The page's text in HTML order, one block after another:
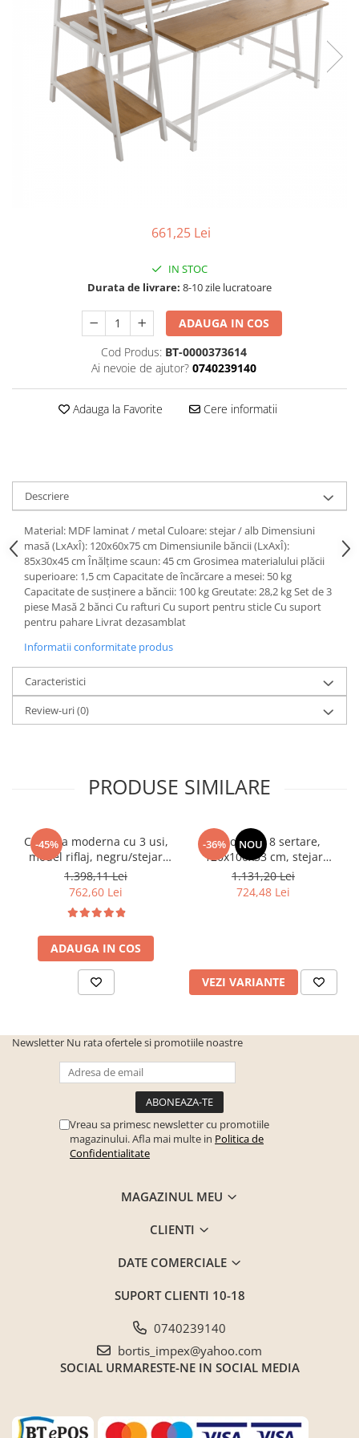
Set mobilier Living
Seturi masa +scaune dining
Tabureti
Seturi dormitoare complete
Suporturi saltea/Somiere/Gratii
pentru pat
661,25 Lei
IN STOC
Durata de livrare: 8-10 zile lucratoare
ADAUGA IN COS
Cod Produs: BT-0000373614
Ai nevoie de ajutor? 0740239140
Adauga la Favorite Cere informatii
Descriere
Material: MDF laminat / metal Culoare: stejar / alb Dimensiuni
masă (LxAxÎ): 120x60x75 cm Dimensiunile băncii (LxAxÎ):
85x30x45 cm Înălţime scaun: 45 cm Grosimea materialului plăcii
superioare: 1,5 cm Capacitate de încărcare a mesei: 50 kg
Capacitate de susţinere a băncii: 100 kg Greutate: 28,2 kg Set de 3
piese Masă 2 bănci Cu rafturi Cu suport pentru sticle Cu suport
pentru pahare Livrat dezasamblat
Informatii conformitate produs
Caracteristici
Review-uri(0)
PRODUSE SIMILARE
-45%
Comoda moderna cu 3 usi,
model riflaj, negru/stejar
artisan, 120x88x44 cm,
Bortis impex
1.398,11 Lei
762,60 Lei
ADAUGA IN COS
-36% NOU
Comoda cu 8 sertare,
120x100x33 cm, stejar
sonoma/alb, pentru hol,
living, dormitor, birou,
Bortis Impex
1.131,20 Lei
724,48 Lei
VEZI VARIANTE
Newsletter Nu rata ofertele si promotiile noastre
Vreau sa primesc newsletter cu promotiile
magazinului. Afla mai multe in Politica de
Confidentialitate
MAGAZINUL MEU
CLIENTI
DATE COMERCIALE
SUPORT CLIENTI 10-18
0740239140
bortis_impex@yahoo.com
SOCIAL URMARESTE-NE IN SOCIAL MEDIA